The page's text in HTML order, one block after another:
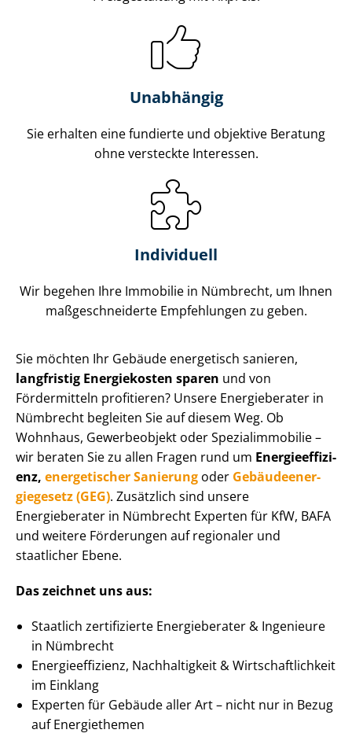
Unabhängig
Sie erhalten eine fundierte und objektive Beratung
ohne versteckte Interessen.
Individuell
Wir begehen Ihre Immobilie in Nümbrecht, um Ihnen
maß­ge­schnei­der­te Empfehlungen zu geben.
Sie möchten Ihr Gebäude energetisch sanieren,
langfristig Energiekosten sparen und von
Fördermitteln profitieren? Unsere Energieberater in
Nümbrecht begleiten Sie auf diesem Weg. Ob
Wohnhaus, Gewerbeobjekt oder Spe­zi­al­im­mo­bi­lie –
wir beraten Sie zu allen Fragen rund um En­er­gie­ef­fi­zi­
enz, energetischer Sanierung oder Ge­bäu­de­en­er­
gie­ge­setz (GEG). Zusätzlich sind unsere
Energieberater in Nümbrecht Experten für KfW, BAFA
und weitere Förderungen auf regionaler und
staatlicher Ebene.
Das zeichnet uns aus:
Staatlich zertifizierte Energieberater & Ingenieure
in Nümbrecht
En­er­gie­ef­fi­zi­enz, Nachhaltigkeit & Wirt­schaft­lich­keit
im Einklang
Experten für Gebäude aller Art – nicht nur in Bezug
auf Energiethemen